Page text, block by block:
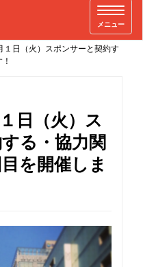
T
o
g
i
o
n
メニュー
１日（火）スポンサーと契約す
日（火）ス
る・協力関
を開催しま